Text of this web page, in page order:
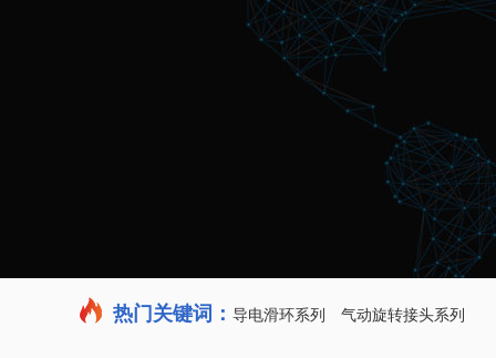
热门关键词： 导电滑环系列 气动旋转接头系列